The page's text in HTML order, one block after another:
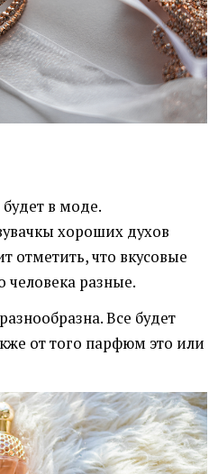
в моде.
хороших духов
отметить, что вкусовые
человека разные.
Все будет
от того парфюм это или